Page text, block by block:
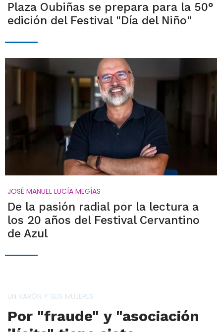
Plaza Oubiñas se prepara para la 50°
edición del Festival "Día del Niño"
JOSÉ MANUEL LUCÍA MEGÍAS
De la pasión radial por la lectura a
los 20 años del Festival Cervantino
de Azul
UN VARÓN Y SEIS MUJERES
Por "fraude" y "asociación